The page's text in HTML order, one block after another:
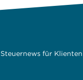
Steuernews für Klienten